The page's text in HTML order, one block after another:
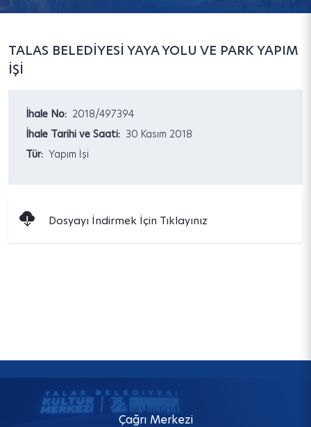
TALAS BELEDİYESİ YAYA YOLU VE PARK YAPIM
İŞİ
İhale No: 2018/497394
İhale Tarihi ve Saati: 30 Kasım 2018
Tür: Yapım İşi
Dosyayı İndirmek İçin Tıklayınız
Çağrı Merkezi